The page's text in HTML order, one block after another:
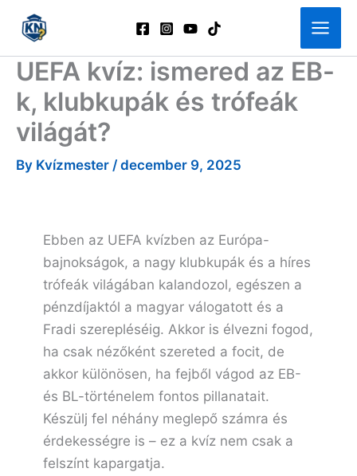
content
UEFA kvíz: ismered az EB-
k, klubkupák és trófeák
világát?
By Kvízmester / december 9, 2025
Ebben az UEFA kvízben az Európa-
bajnokságok, a nagy klubkupák és a híres
trófeák világában kalandozol, egészen a
pénzdíjaktól a magyar válogatott és a
Fradi szerepléséig. Akkor is élvezni fogod,
ha csak nézőként szereted a focit, de
akkor különösen, ha fejből vágod az EB-
és BL-történelem fontos pillanatait.
Készülj fel néhány meglepő számra és
érdekességre is – ez a kvíz nem csak a
felszínt kapargatja.